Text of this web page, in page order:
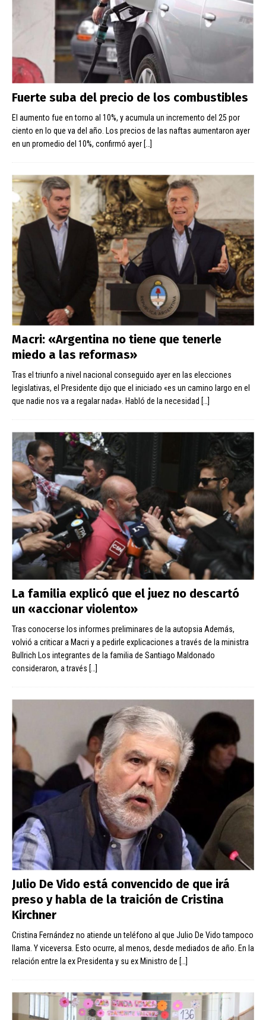
Fuerte suba del precio de los combustibles
El aumento fue en torno al 10%, y acumula un incremento del 25 por
ciento en lo que va del año. Los precios de las naftas aumentaron ayer
en un promedio del 10%, confirmó ayer […]
Macri: «Argentina no tiene que tenerle
miedo a las reformas»
Tras el triunfo a nivel nacional conseguido ayer en las elecciones
legislativas, el Presidente dijo que el iniciado «es un camino largo en el
que nadie nos va a regalar nada». Habló de la necesidad […]
La familia explicó que el juez no descartó
un «accionar violento»
Tras conocerse los informes preliminares de la autopsia Además,
volvió a criticar a Macri y a pedirle explicaciones a través de la ministra
Bullrich Los integrantes de la familia de Santiago Maldonado
consideraron, a través […]
Julio De Vido está convencido de que irá
preso y habla de la traición de Cristina
Kirchner
Cristina Fernández no atiende un teléfono al que Julio De Vido tampoco
llama. Y viceversa. Esto ocurre, al menos, desde mediados de año. En la
relación entre la ex Presidenta y su ex Ministro de […]